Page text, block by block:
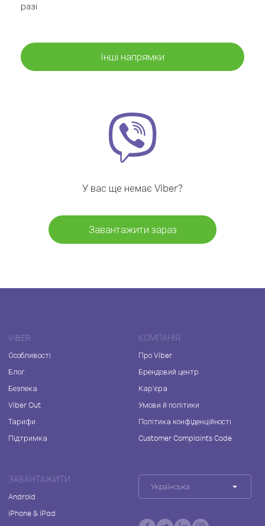
разі
Інші напрямки
У вас ще немає Viber?
Завантажити зараз
VIBER
Особливості
Блог
Безпека
Viber Out
Тарифи
Підтримка
КОМПАНІЯ
Про Viber
Брендовий центр
Кар'єра
Умови й політики
Політика конфіденційності
Customer Complaints Code
ЗАВАНТАЖИТИ
Android
iPhone & iPad
Українська